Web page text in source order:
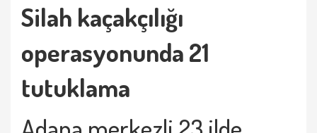
Silah kaçakçılığı
operasyonunda 21
tutuklama